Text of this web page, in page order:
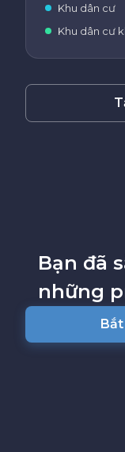
Khu dân cư
Khu dân cư
Bạn đã
những